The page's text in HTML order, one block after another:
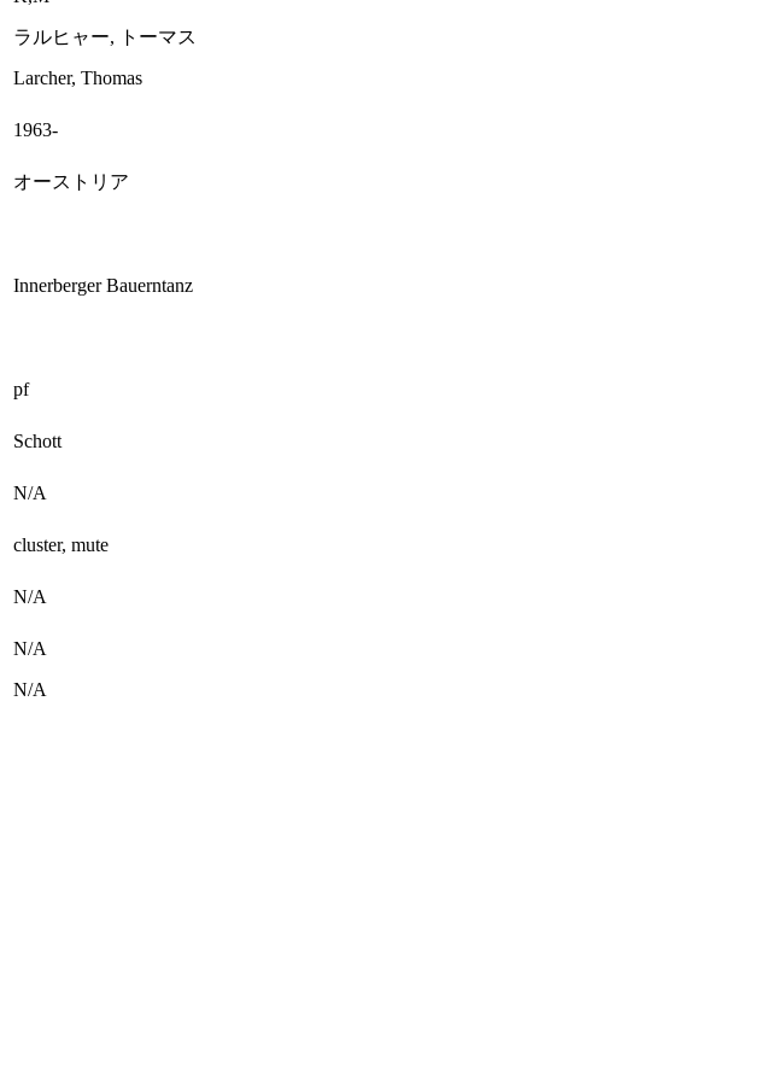
ラルヒャー, トーマス
Larcher, Thomas
1963-
オーストリア
Innerberger Bauerntanz
pf
Schott
N/A
cluster, mute
N/A
N/A
N/A